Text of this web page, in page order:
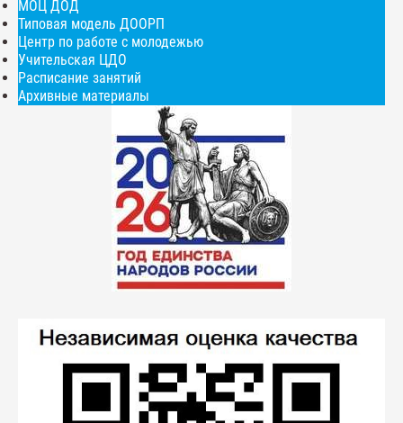
МОЦ ДОД
Типовая модель ДООРП
Центр по работе с молодежью
Учительская ЦДО
Расписание занятий
Архивные материалы